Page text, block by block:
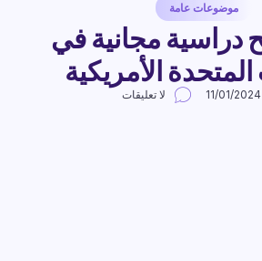
موضوعات عامة
دراسية مجانية في
المتحدة الأمريكية
11/01/2024 لا تعليقات